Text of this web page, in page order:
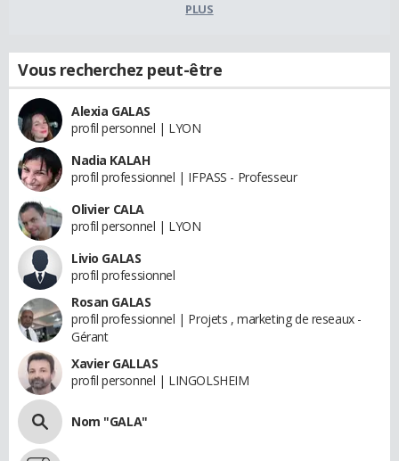
PLUS
Vous recherchez peut-être
Alexia GALAS
profil personnel | LYON
Nadia KALAH
profil professionnel | IFPASS - Professeur
Olivier CALA
profil personnel | LYON
Livio GALAS
profil professionnel
Rosan GALAS
profil professionnel | Projets , marketing de reseaux -
Gérant
Xavier GALLAS
profil personnel | LINGOLSHEIM
Nom "GALA"